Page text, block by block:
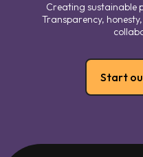
Creating sustainable
Transparency,
Start